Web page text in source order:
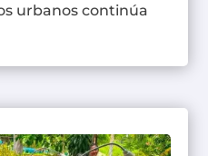
urbanos continúa